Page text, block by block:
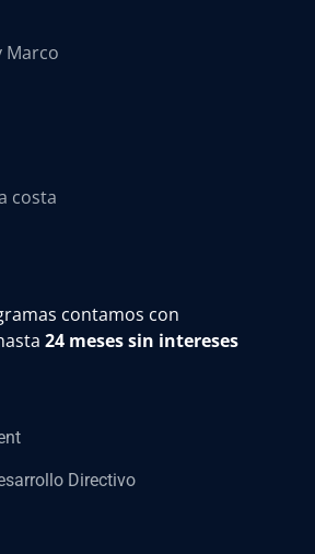
Marco
costa
contamos con
24 meses sin intereses
Directivo